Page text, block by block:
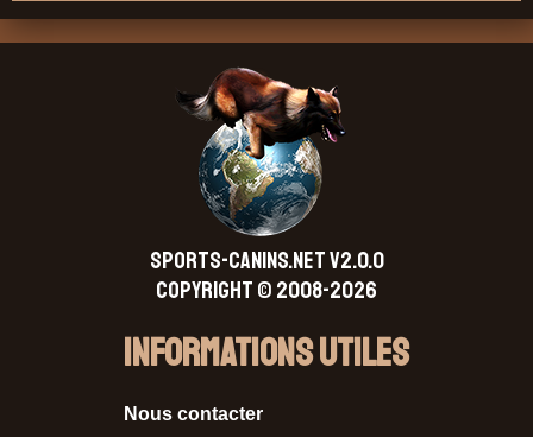
SPORTS-CANINS.NET V2.0.0
Copyright © 2008-2026
Informations Utiles
Nous contacter